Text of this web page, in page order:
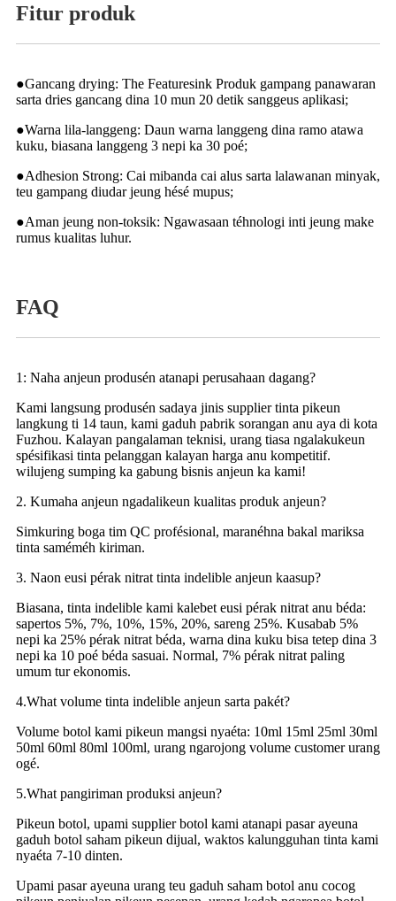
Fitur produk
●Gancang drying: The Featuresink Produk gampang panawaran
sarta dries gancang dina 10 mun 20 detik sanggeus aplikasi;
●Warna lila-langgeng: Daun warna langgeng dina ramo atawa
kuku, biasana langgeng 3 nepi ka 30 poé;
●Adhesion Strong: Cai mibanda cai alus sarta lalawanan minyak,
teu gampang diudar jeung hésé mupus;
●Aman jeung non-toksik: Ngawasaan téhnologi inti jeung make
rumus kualitas luhur.
FAQ
1: Naha anjeun produsén atanapi perusahaan dagang?
Kami langsung produsén sadaya jinis supplier tinta pikeun
langkung ti 14 taun, kami gaduh pabrik sorangan anu aya di kota
Fuzhou. Kalayan pangalaman teknisi, urang tiasa ngalakukeun
spésifikasi tinta pelanggan kalayan harga anu kompetitif.
wilujeng sumping ka gabung bisnis anjeun ka kami!
2. Kumaha anjeun ngadalikeun kualitas produk anjeun?
Simkuring boga tim QC profésional, maranéhna bakal mariksa
tinta saméméh kiriman.
3. Naon eusi pérak nitrat tinta indelible anjeun kaasup?
Biasana, tinta indelible kami kalebet eusi pérak nitrat anu béda:
sapertos 5%, 7%, 10%, 15%, 20%, sareng 25%. Kusabab 5%
nepi ka 25% pérak nitrat béda, warna dina kuku bisa tetep dina 3
nepi ka 10 poé béda sasuai. Normal, 7% pérak nitrat paling
umum tur ekonomis.
4.What volume tinta indelible anjeun sarta pakét?
Volume botol kami pikeun mangsi nyaéta: 10ml 15ml 25ml 30ml
50ml 60ml 80ml 100ml, urang ngarojong volume customer urang
ogé.
5.What pangiriman produksi anjeun?
Pikeun botol, upami supplier botol kami atanapi pasar ayeuna
gaduh botol saham pikeun dijual, waktos kalungguhan tinta kami
nyaéta 7-10 dinten.
Upami pasar ayeuna urang teu gaduh saham botol anu cocog